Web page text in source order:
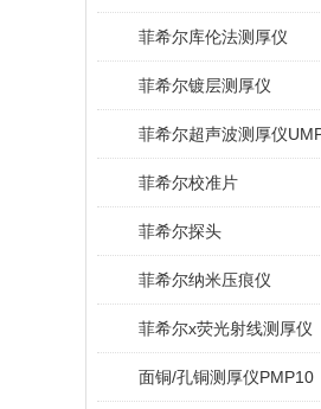
菲希尔库伦法测厚仪
菲希尔镀层测厚仪
菲希尔校准片
菲希尔探头
菲希尔纳米压痕仪
菲希尔x荧光射线测厚仪
面铜/孔铜测厚仪PMP10